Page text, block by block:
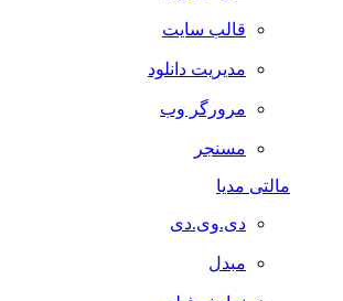
قالب سایت
مدیریت دانلود
مرورگر وب
مسنجر
مالتی مدیا
دی.وی.دی
مبدل